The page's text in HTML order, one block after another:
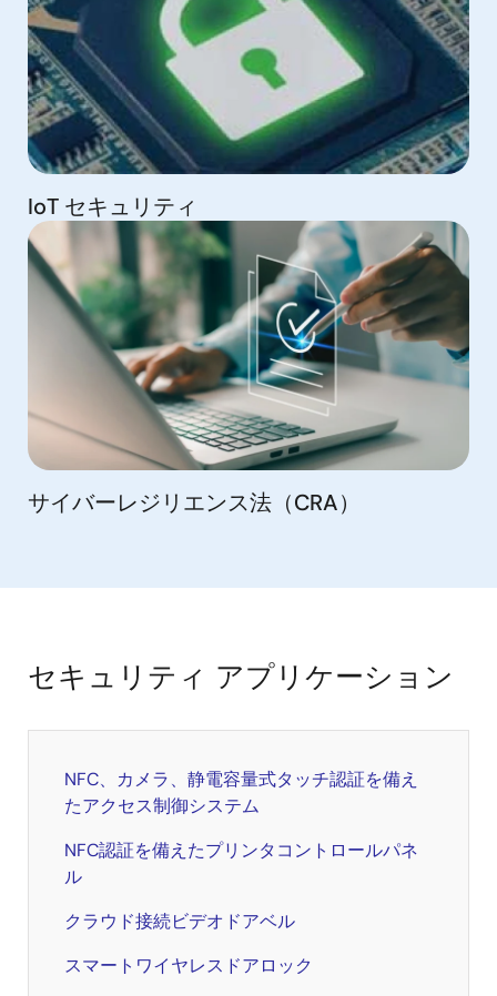
IoT セキュリティ
サイバーレジリエンス法（CRA）
セキュリティ アプリケーション
NFC、カメラ、静電容量式タッチ認証を備え
たアクセス制御システム
NFC認証を備えたプリンタコントロールパネ
ル
クラウド接続ビデオドアベル
スマートワイヤレスドアロック